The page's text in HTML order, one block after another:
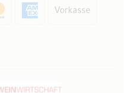
Vorkasse